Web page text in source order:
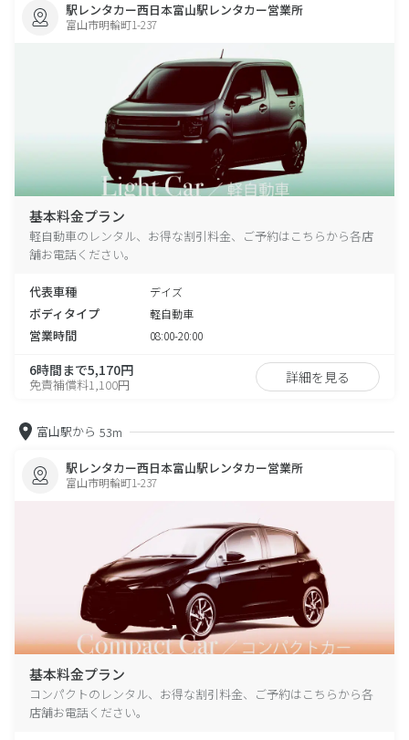
駅レンタカー西日本富山駅レンタカー営業所
富山市明輪町1-237
基本料金プラン
軽自動車のレンタル、お得な割引料金、ご予約はこちらから各店
舗お電話ください。
代表車種 デイズ
ボディタイプ 軽自動車
営業時間 08:00-20:00
6時間まで5,170円
免責補償料1,100円 詳細を見る
富山駅から 53m
駅レンタカー西日本富山駅レンタカー営業所
富山市明輪町1-237
基本料金プラン
コンパクトのレンタル、お得な割引料金、ご予約はこちらから各
店舗お電話ください。